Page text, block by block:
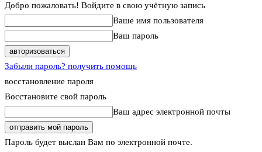
Добро пожаловать! Войдите в свою учётную запись
Ваше имя пользователя
Ваш пароль
Забыли пароль? получить помощь
восстановление пароля
Восстановите свой пароль
Ваш адрес электронной почты
Пароль будет выслан Вам по электронной почте.